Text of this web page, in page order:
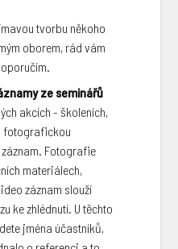
tvorbu někoho
oborem, rád vám
ze seminářů
akcích - školeních,
fotografickou
Fotografie
materiálech,
záznam slouží
ke zhlédnutí. U těchto
jména účastníků,